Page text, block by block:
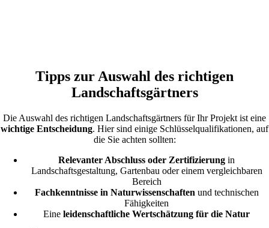
Tipps zur Auswahl des richtigen
Landschaftsgärtners
Die Auswahl des richtigen Landschaftsgärtners für Ihr Projekt ist eine
wichtige Entscheidung. Hier sind einige Schlüsselqualifikationen, auf
die Sie achten sollten:
Relevanter Abschluss oder Zertifizierung in
Landschaftsgestaltung, Gartenbau oder einem vergleichbaren
Bereich
Fachkenntnisse in Naturwissenschaften und technischen
Fähigkeiten
Eine leidenschaftliche Wertschätzung für die Natur